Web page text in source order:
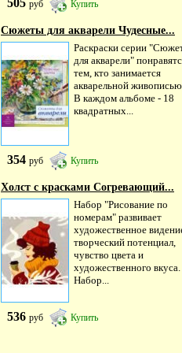
505 руб Купить
Сюжеты для акварели Чудесные...
Раскраски серии
для акварели"
тем, кто занимается
акварельной
В каждом альбоме - 18
квадратных...
354 руб Купить
Холст с красками Согревающий...
Набор "Рисование по
номерам" развивает
художественное
творческий потенциал,
чувство цвета и
художественного вкуса.
Набор...
536 руб Купить